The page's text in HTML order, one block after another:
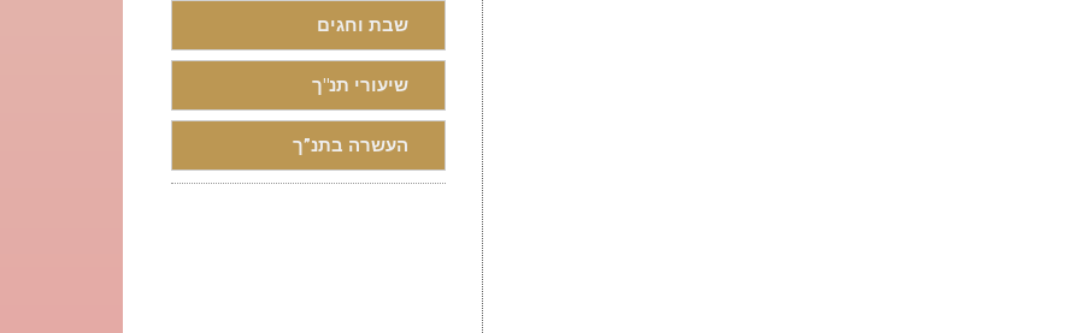
שבת וחגים
שיעורי תנ"ך
העשרה בתנ”ך